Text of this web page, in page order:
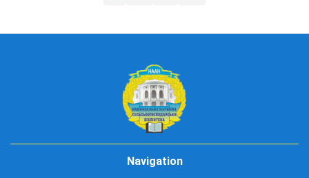
Navigation